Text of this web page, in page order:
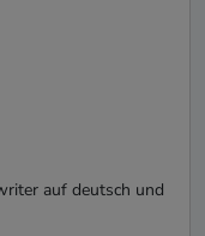
auf deutsch und